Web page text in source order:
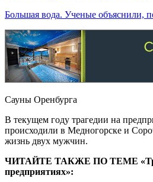
Большая вода. Ученые объяснили,
Сауны Оренбурга
В текущем году трагедии на
происходили в Медногорске и
жизнь двух мужчин.
ЧИТАЙТЕ ТАКЖЕ ПО ТЕМЕ
предприятиях»: